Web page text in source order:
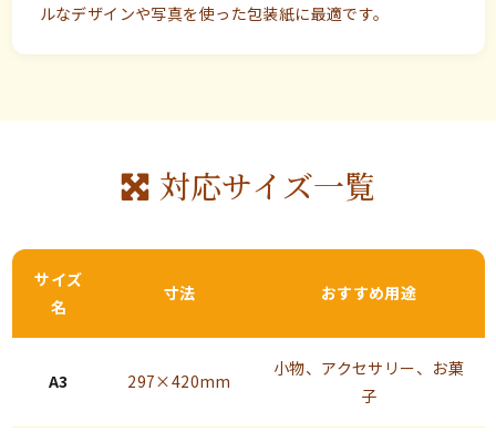
ルなデザインや写真を使った包装紙に最適です。
対応サイズ一覧
サイズ
名
寸法 おすすめ用途
A3 297×420mm
小物、アクセサリー、お菓
子